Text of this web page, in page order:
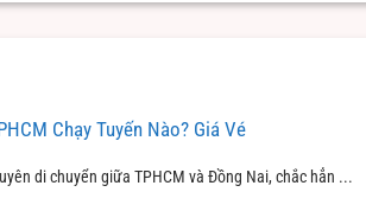
Chạy Tuyến Nào? Giá Vé
di chuyển giữa TPHCM và Đồng Nai, chắc hẳn ...